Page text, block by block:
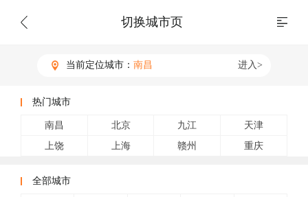
切换城市页
当前定位城市： 南昌 进入>
热门城市
南昌 北京 九江
天津
上饶
上海 赣州 重庆
全部城市